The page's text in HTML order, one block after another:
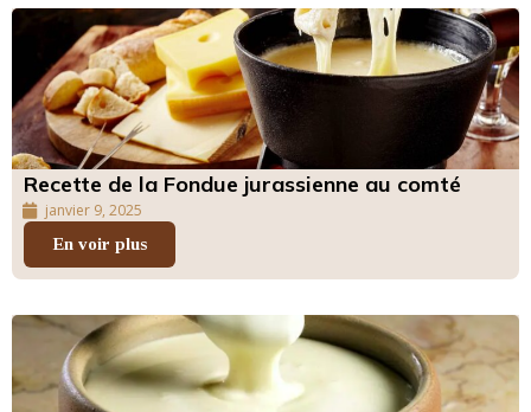
Recette de la Fondue jurassienne au comté
janvier 9, 2025
En voir plus